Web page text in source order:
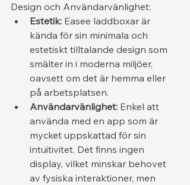
Design och Användarvänlighet:
Estetik: Easee laddboxar är
kända för sin minimala och
estetiskt tilltalande design som
smälter in i moderna miljöer,
oavsett om det är hemma eller
på arbetsplatsen.
Användarvänlighet: Enkel att
använda med en app som är
mycket uppskattad för sin
intuitivitet. Det finns ingen
display, vilket minskar behovet
av fysiska interaktioner, men